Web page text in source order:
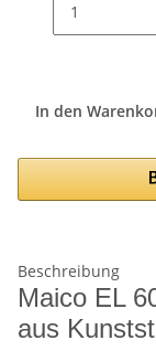
In den
Beschreibung
Maico EL
aus